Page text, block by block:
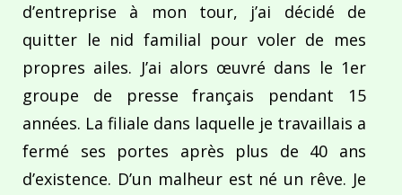
d’entreprise à mon tour, j’ai décidé de
quitter le nid familial pour voler de mes
propres ailes. J’ai alors œuvré dans le 1er
groupe de presse français pendant 15
années. La filiale dans laquelle je travaillais a
fermé ses portes après plus de 40 ans
d’existence. D’un malheur est né un rêve. Je